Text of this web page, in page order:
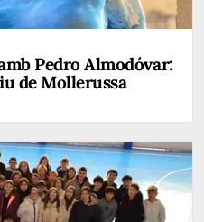
Pedro Almodóvar:
de Mollerussa